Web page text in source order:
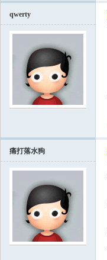
qwerty
痛打落水狗